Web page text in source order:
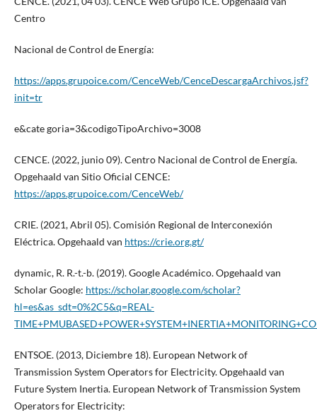
Centro
Nacional de Control de Energía:
https://apps.grupoice.com/CenceWeb/CenceDescargaArchivos.jsf?
init=tr
e&cate goria=3&codigoTipoArchivo=3008
CENCE. (2022, junio 09). Centro Nacional de Control de Energía.
Opgehaald van Sitio Oficial CENCE:
https://apps.grupoice.com/CenceWeb/
CRIE. (2021, Abril 05). Comisión Regional de Interconexión
Eléctrica. Opgehaald van https://crie.org.gt/
dynamic, R. R.-t.-b. (2019). Google Académico. Opgehaald van
Scholar Google: https://scholar.google.com/scholar?
hl=es&as_sdt=0%2C5&q=REAL-
ENTSOE. (2013, Diciembre 18). European Network of
Transmission System Operators for Electricity. Opgehaald van
Future System Inertia. European Network of Transmission System
Operators for Electricity: